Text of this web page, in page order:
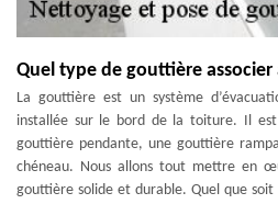
Quel type de gouttière
La gouttière est un système
installée sur le bord de la toiture. Il
gouttière pendante, une gouttière
chéneau. Nous allons tout mettre en
gouttière solide et durable. Quel que